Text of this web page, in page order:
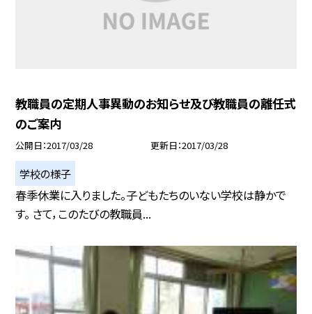
教職員の定期人事異動のお知らせ及び教職員の離任式
のご案内
公開日 2017/03/28 更新日 2017/03/28
学校の様子
春季休業に入りました。子どもたちのいない学校は静かで
す。 さて，このたびの教職員...